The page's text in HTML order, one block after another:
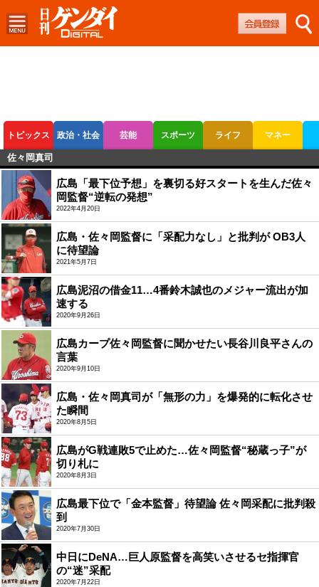
トピックス 政治・社会 芸能 スポーツ ライフ マネー
ボートレース
佐々岡真司
広島「最下位予想」を裏切る好スタートを生んだ佐々
岡監督“逆転の発想”
2022年4月20日
広島・佐々岡監督に「采配力なし」と批判が OB3人
に待望論
2021年5月7日
広島泥沼の借金11…4番鈴木誠也のメジャー流出が加
速する
2020年9月26日
広島カープ佐々岡監督に聞かせたい長谷川良平さんの
言葉
2020年9月10日
広島・佐々岡真司が「無形の力」を爆発的に転化させ
た瞬間
2020年8月5日
広島がG戦連敗5で止めた…佐々岡監督“秘蔵っ子”が
切り札に
2020年8月3日
広島最下位で「金本監督」待望論 佐々岡采配に批判殺
到
2020年7月30日
中日にDeNA…巨人原監督を高笑いさせるセ指揮官
の“迷”采配
2020年7月22日